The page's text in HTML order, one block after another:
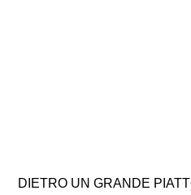
DIETRO UN GRANDE